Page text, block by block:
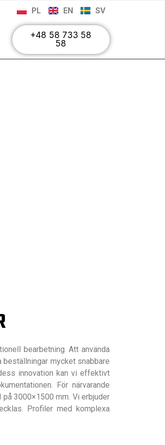
PL EN SV
+48 58 733 58
58
bearbetning. Att använda
mycket snabbare
innovation kan vi effektivt
För närvarande
3000×1500 mm. Vi erbjuder
Profiler med komplexa